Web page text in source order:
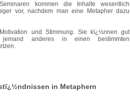
kommen die Inhalte wesentlich
vor, nachdem man eine Metapher dazu
und Stimmung. Sie kï¿½nnen gut
anderes in einen bestimmten
in Metaphern